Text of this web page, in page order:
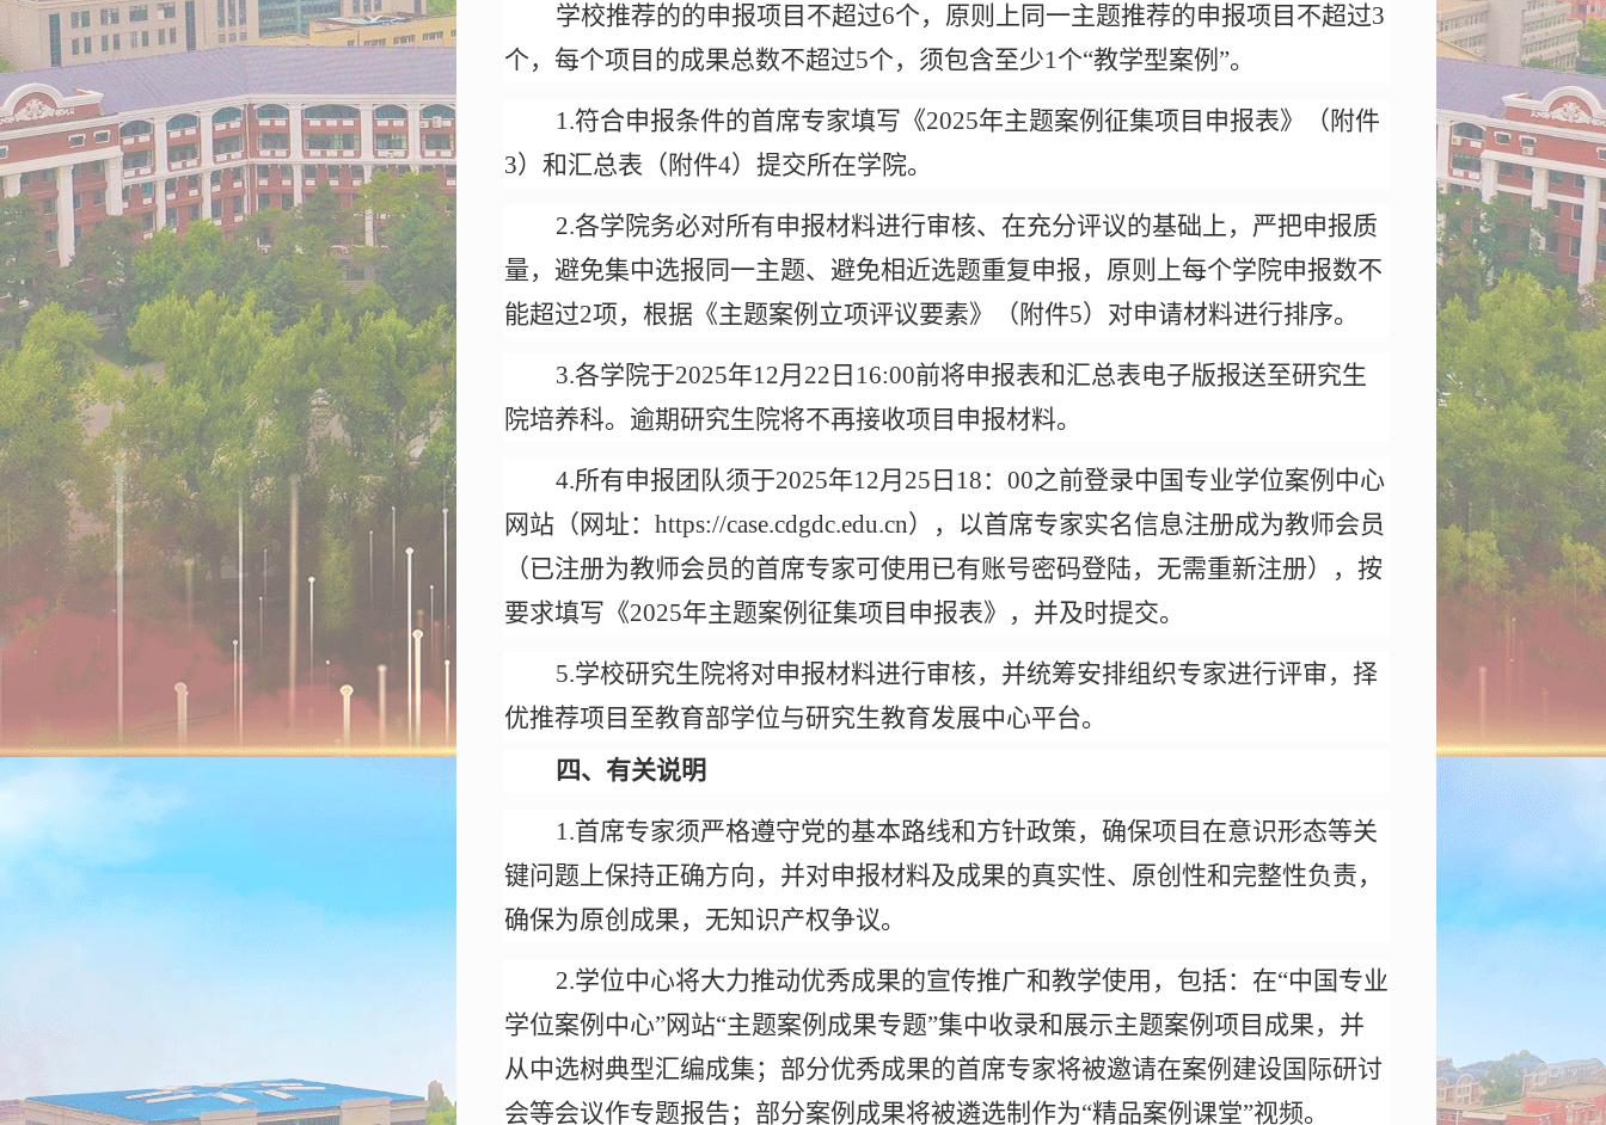
学校推荐的的申报项目不超过6个，原则上同一主题推荐的申报项目不超过3
个，每个项目的成果总数不超过5个，须包含至少1个“教学型案例”。
1.符合申报条件的首席专家填写《2025年主题案例征集项目申报表》（附件
3）和汇总表（附件4）提交所在学院。
2.各学院务必对所有申报材料进行审核、在充分评议的基础上，严把申报质
量，避免集中选报同一主题、避免相近选题重复申报，原则上每个学院申报数不
能超过2项， 根据《主题案例立项评议要素》（附件5） 对申请材料进行排序。
3.各学院于2025年12月 22日 16:00前将申报表和汇总表电子版报送至研究生
院培养科。逾期研究生院将不再接收项目申报材料。
4.所有申报团队须于2025年12月 25 日 18： 00之前登录中国专业学位案例中心
网站（网址： https://case.cdgdc.edu.cn），以首席专家实名信息注册成为教师会员
（已注册为教师会员的首席专家可使用已有账号密码登陆，无需重新注册），按
要求填写《2025年主题案例征集项目申报表》，并及时提交。
5.学校研究生院将对申报材料进行审核，并统筹安排组织专家进行评审，择
优推荐项目至教育部学位与研究生教育发展中心平台。
四、有关说明
1.首席专家须严格遵守党的基本路线和方针政策，确保项目在意识形态等关
键问题 上保持正确方向，并对申报材料及成果的真实性、原创性和完整性负责，
确保为原创成果，无知识产权争议。
2.学位中心将大力推动优秀成果的宣传推广和教学使用，包括：在“中国专业
学位案例中心”网站“主题案例成果专题”集中收录和展示主题案例项目成果，并
从中选树典型汇编成集；部分优秀成果的首席专家将被邀请在案例建设国际研讨
会等会议作专题报告；部分案例成果将被遴选制作为“精品案例课堂”视频。